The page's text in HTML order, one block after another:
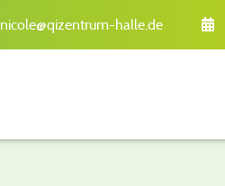
nicole@qizentrum-halle.de